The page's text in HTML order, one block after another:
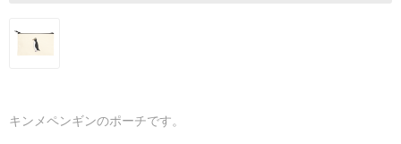
キンメペンギンのポーチです。